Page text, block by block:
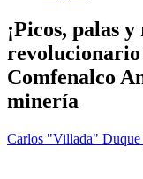
¡Picos, palas
Comfenalco
minería
Carlos "Villada" Duque